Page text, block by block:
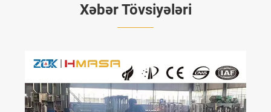
Xəbər Tövsiyələri
Servo ilə idarə olunan blok maşınları
tullantılarını və istehsal xərclərini necə